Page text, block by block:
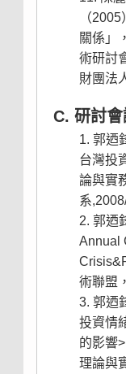
（
關係」
術研討
財團法
C. 研討
郭迺
台灣投
論與實
系
郭迺
Annual
術聯盟
郭迺
投資情
的影響
理論與